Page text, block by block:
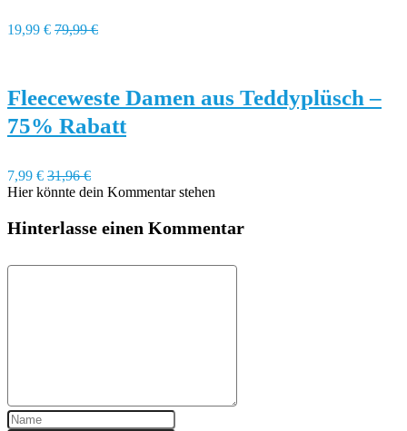
19,99 € 79,99 €
Fleeceweste Damen aus Teddyplüsch –
75% Rabatt
7,99 € 31,96 €
Hier könnte dein Kommentar stehen
Hinterlasse einen Kommentar